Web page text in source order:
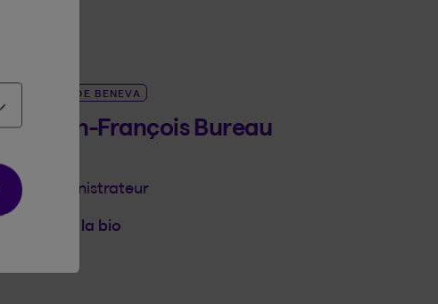
C.A. DE BENEVA
Jean-François Bureau
Administrateur
Voir la bio
LINK_SR_DE Jean-François Bureau